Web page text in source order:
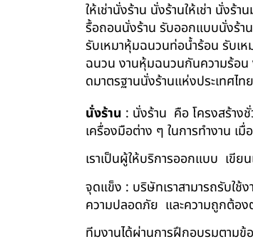
ให้เช่านั่งร้าน นั่งร้านให้เช่า นั่ง
รื้อถอนนั่งร้าน รับออกแบบนั่งร้า
รับเหมาหุ้มฉนวนท่อน้ำร้อน รับเ
ฉนวน งานหุ้มฉนวนกันความร้อ
ดมาตรฐานนั่งร้านแห่งประเทศไ
นั่งร้าน : นั่งร้าน คือ โครงสร้าง
เครื่องมือต่าง ๆ ในการทำงาน เ
เราเป็นผู้ให้บริการออกแบบ เขี
จุดแข็ง : บริษัทเราสามารถรับใ
ความปลอดภัย และความถูกต้อง
ทีมงานได้ผ่านการฝึกอบรมตาม